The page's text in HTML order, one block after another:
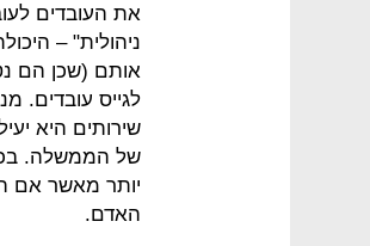
את העובדים
ניהולית" –
אותם (שכן הם
לגייס עובדים.
שירותים היא
של הממשלה. בכך
יותר מאשר אם
האדם.